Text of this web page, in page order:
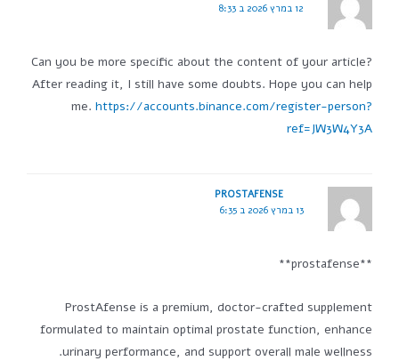
12 במרץ 2026 ב 8:33
Can you be more specific about the content of your article?
After reading it, I still have some doubts. Hope you can help
me. https://accounts.binance.com/register-person?
ref=JW3W4Y3A
PROSTAFENSE
13 במרץ 2026 ב 6:35
**prostafense**
ProstAfense is a premium, doctor-crafted supplement
formulated to maintain optimal prostate function, enhance
urinary performance, and support overall male wellness.